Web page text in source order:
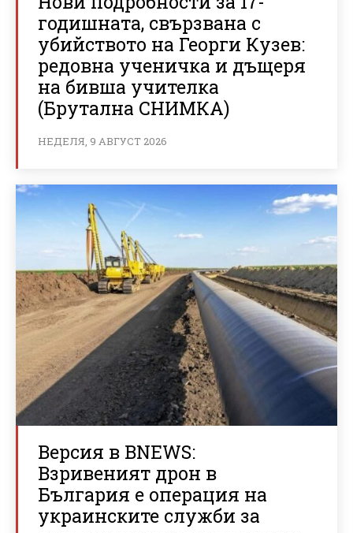
годишната, свързвана с
убийството на Георги Кузев:
редовна ученичка и дъщеря
на бивша учителка
(Брутална СНИМКА)
НЕДЕЛЯ, 9 АВГУСТ 2026
Версия в BNEWS:
Взривеният дрон в
България е операция на
украинските служби за